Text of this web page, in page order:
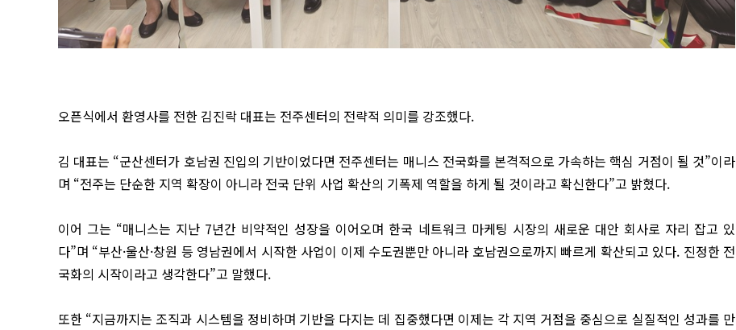
오픈식에서 환영사를 전한 김진락 대표는 전주센터의 전략적 의미를 강조했다.
김 대표는 “군산센터가 호남권 진입의 기반이었다면 전주센터는 매니스 전국화를 본격적으로 가속하는 핵심 거점이 될 것”이라
며 “전주는 단순한 지역 확장이 아니라 전국 단위 사업 확산의 기폭제 역할을 하게 될 것이라고 확신한다”고 밝혔다.
이어 그는 “매니스는 지난 7년간 비약적인 성장을 이어오며 한국 네트워크 마케팅 시장의 새로운 대안 회사로 자리 잡고 있
다”며 “부산·울산·창원 등 영남권에서 시작한 사업이 이제 수도권뿐만 아니라 호남권으로까지 빠르게 확산되고 있다. 진정한 전
국화의 시작이라고 생각한다”고 말했다.
또한 “지금까지는 조직과 시스템을 정비하며 기반을 다지는 데 집중했다면 이제는 각 지역 거점을 중심으로 실질적인 성과를 만